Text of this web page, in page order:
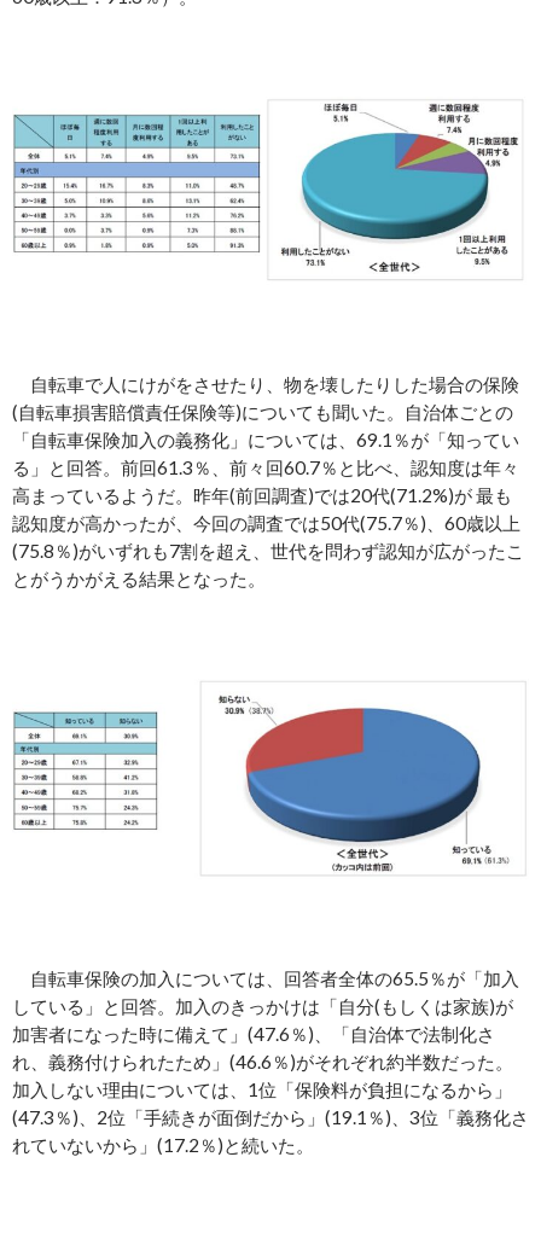
自転車で人にけがをさせたり、物を壊したりした場合の保険
(自転車損害賠償責任保険等)についても聞いた。自治体ごとの
「自転車保険加入の義務化」については、69.1％が「知ってい
る」と回答。前回61.3％、前々回60.7％と比べ、認知度は年々
高まっているようだ。昨年(前回調査)では20代(71.2%)が 最も
認知度が高かったが、今回の調査では50代(75.7％)、60歳以上
(75.8％)がいずれも7割を超え、世代を問わず認知が広がったこ
とがうかがえる結果となった。
自転車保険の加入については、回答者全体の65.5％が「加入
している」と回答。加入のきっかけは「自分(もしくは家族)が
加害者になった時に備えて」(47.6％)、「自治体で法制化さ
れ、義務付けられたため」(46.6％)がそれぞれ約半数だった。
加入しない理由については、1位「保険料が負担になるから」
(47.3％)、2位「手続きが面倒だから」(19.1％)、3位「義務化さ
れていないから」(17.2％)と続いた。